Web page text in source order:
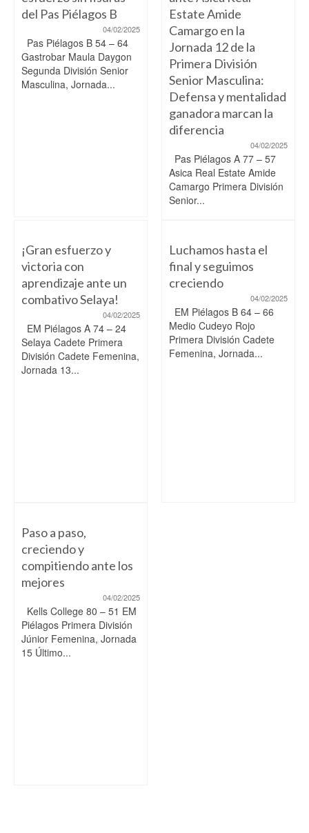
del Pas Piélagos B
04/02/2025
Pas Piélagos B 54 – 64
Gastrobar Maula Daygon
Segunda División Senior
Masculina, Jornada...
Estate Amide
Camargo en la
Jornada 12 de la
Primera División
Senior Masculina:
Defensa y mentalidad
ganadora marcan la
diferencia
04/02/2025
Pas Piélagos A 77 – 57
Asica Real Estate Amide
Camargo Primera División
Senior...
¡Gran esfuerzo y
victoria con
aprendizaje ante un
combativo Selaya!
04/02/2025
EM Piélagos A 74 – 24
Selaya Cadete Primera
División Cadete Femenina,
Jornada 13...
Luchamos hasta el
final y seguimos
creciendo
04/02/2025
EM Piélagos B 64 – 66
Medio Cudeyo Rojo
Primera División Cadete
Femenina, Jornada...
Paso a paso,
creciendo y
compitiendo ante los
mejores
04/02/2025
Kells College 80 – 51 EM
Piélagos Primera División
Júnior Femenina, Jornada
15 Último...